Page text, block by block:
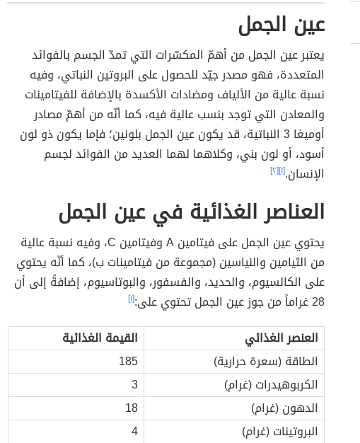
عين الجمل
يعتبر عين الجمل من أهمّ المكسّرات التي تمدّ الجسم بالفوائد
المتعددة، فهو مصدر جيّد للحصول على البروتين النباتي، وفيه
نسبة عالية من الألياف ومضادات الأكسدة بالإضافة للفيتامينات
والمعادن التي توجد بنسب عالية فيه، كما أنّه من أهمّ مصادر
أوميغا 3 النباتية، قد يكون عين الجمل بلونين؛ فإما يكون ذو لون
أسود، أو لون بني، وكلاهما لهما العديد من الفوائد لجسم
الإنسان.[١] [٢]
العناصر الغذائية في عين الجمل
يحتوي عين الجمل على فيتامين A وفيتامين C، وفيه نسبة عالية
من الثيامين والنياسين (مجموعة من فيتامينات ب)، كما أنّه يحتوي
على الكالسيوم، والحديد، والفسفور، والبوتاسيوم، إضافةً إلى أن
28 غراماً من جوز عين الجمل تحتوي على:
[١]
العنصر الغذائي
القيمة الغذائية
الطاقة (سعرة حرارية)
185
الكربوهيدرات (غرام)
3
الدهون (غرام)
18
البروتينات (غرام)
4